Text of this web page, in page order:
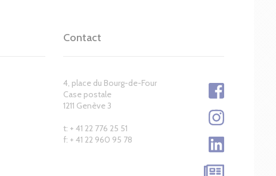
Contact
4, place du Bourg-de-Four
Case postale
1211 Genève 3
t: + 41 22 776 25 51
f: + 41 22 960 95 78